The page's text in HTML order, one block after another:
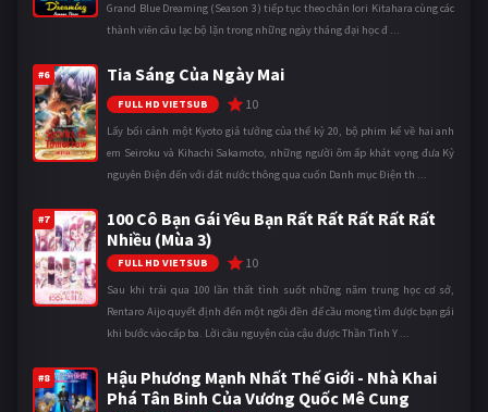
Grand Blue Dreaming (Season 3) tiếp tục theo chân Iori Kitahara cùng các
thành viên câu lạc bộ lặn trong những ngày tháng đại học đ ...
#6 Tia Sáng Của Ngày Mai
FULL HD VIETSUB 10
Lấy bối cảnh một Kyoto giả tưởng của thế kỷ 20, bộ phim kể về hai anh
em Seiroku và Kihachi Sakamoto, những người ôm ấp khát vọng đưa Kỷ
nguyên Điện đến với đất nước thông qua cuốn Danh mục Điện th ...
#7
100 Cô Bạn Gái Yêu Bạn Rất Rất Rất Rất Rất
Nhiều (Mùa 3)
FULL HD VIETSUB 10
Sau khi trải qua 100 lần thất tình suốt những năm trung học cơ sở,
Rentaro Aijo quyết định đến một ngôi đền để cầu mong tìm được bạn gái
khi bước vào cấp ba. Lời cầu nguyện của cậu được Thần Tình Y ...
#8
Hậu Phương Mạnh Nhất Thế Giới - Nhà Khai
Phá Tân Binh Của Vương Quốc Mê Cung